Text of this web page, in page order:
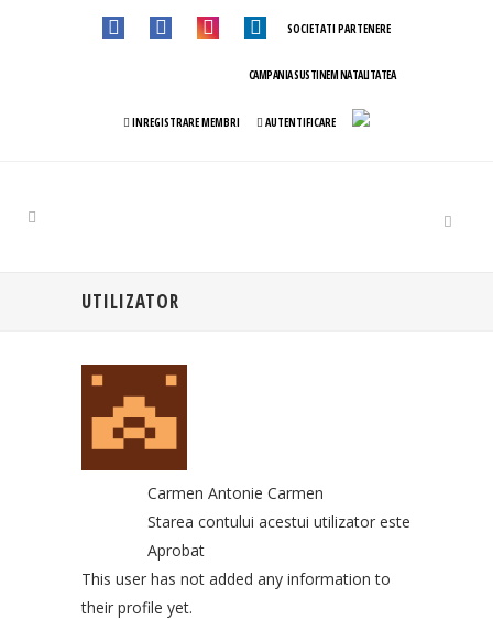
SOCIETATI PARTENERE
CAMPANIA SUSTINEM NATALITATEA
INREGISTRARE MEMBRI AUTENTIFICARE
UTILIZATOR
Carmen Antonie Carmen
Starea contului acestui utilizator este
Aprobat
This user has not added any information to
their profile yet.